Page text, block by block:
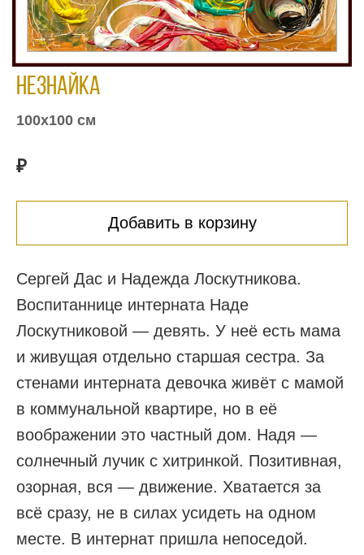
Незнайка
100х100 см
₽
Добавить в корзину
Сергей Дас и Надежда Лоскутникова.
Воспитаннице интерната Наде
Лоскутниковой — девять. У неё есть мама
и живущая отдельно старшая сестра. За
стенами интерната девочка живёт с мамой
в коммунальной квартире, но в её
воображении это частный дом. Надя —
солнечный лучик с хитринкой. Позитивная,
озорная, вся — движение. Хватается за
всё сразу, не в силах усидеть на одном
месте. В интернат пришла непоседой.